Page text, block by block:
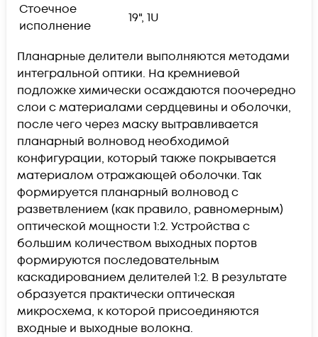
Стоечное
исполнение
19", 1U
Планарные делители выполняются методами
интегральной оптики. На кремниевой
подложке химически осаждаются поочередно
слои с материалами сердцевины и оболочки,
после чего через маску вытравливается
планарный волновод необходимой
конфигурации, который также покрывается
материалом отражающей оболочки. Так
формируется планарный волновод с
разветвлением (как правило, равномерным)
оптической мощности 1:2. Устройства с
большим количеством выходных портов
формируются последовательным
каскадированием делителей 1:2. В результате
образуется практически оптическая
микросхема, к которой присоединяются
входные и выходные волокна.